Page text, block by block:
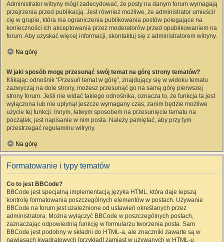
Administrator witryny mógł zadecydować, że posty na danym forum wymagają
przejrzenia przed publikacją. Jest również możliwe, że administrator umieścił
cię w grupie, która ma ograniczenia publikowania postów polegające na
konieczności ich akceptowania przez moderatorów przed opublikowaniem na
forum. Aby uzyskać więcej informacji, skontaktuj się z administratorem witryny.
Na górę
W jaki sposób mogę przesunąć swój temat na górę strony tematów?
Klikając odnośnik “Przesuń temat w górę”, znajdujący się w widoku tematu
zazwyczaj na dole strony, możesz przesunąć go na samą górę pierwszej
strony forum. Jeśli nie widać takiego odnośnika, oznacza to, że funkcja ta jest
wyłączona lub nie upłynął jeszcze wymagany czas, zanim będzie możliwe
użycie tej funkcji. Innym, łatwym sposobem na przesunięcie tematu na
początek, jest napisanie w nim posta. Należy pamiętać, aby przy tym
przestrzegać regulaminu witryny.
Na górę
Formatowanie i typy tematów
Co to jest BBCode?
BBCode jest specjalną implementacją języka HTML, która daje lepszą
kontrolę formatowania poszczególnych elementów w postach. Używanie
BBCode na forum jest uzależnione od ustawień określanych przez
administratora. Można wyłączyć BBCode w poszczególnych postach,
zaznaczając odpowiednią funkcję w formularzu tworzenia posta. Sam
BBCode jest podobny w składni do HTML-a, ale znaczniki zawarte są w
nawiasach kwadratowych [przykład] zamiast w używanych w HTML-u